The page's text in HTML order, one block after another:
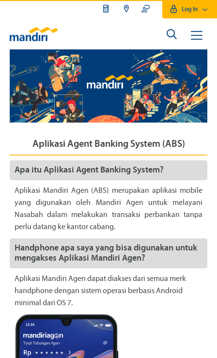
Log In
Aplikasi Agent Banking System (ABS)
Apa itu Aplikasi Agent Banking System?
Aplikasi Mandiri Agen (ABS) merupakan aplikasi mobile
yang digunakan oleh Mandiri Agen untuk melayani
Nasabah dalam melakukan transaksi perbankan tanpa
perlu datang ke kantor cabang.
Handphone apa saya yang bisa digunakan untuk
mengakses Aplikasi Mandiri Agen?
Aplikasi Mandiri Agen dapat diakses dari semua merk
handphone dengan sistem operasi berbasis Android
minimal dari OS 7.